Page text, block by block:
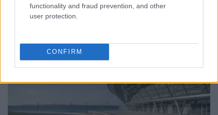
functionality and fraud prevention, and other
user protection.
CONFIRM
William, Kate e i principini in Scozia per i giochi del
Commonwealth: tutti i dettagli